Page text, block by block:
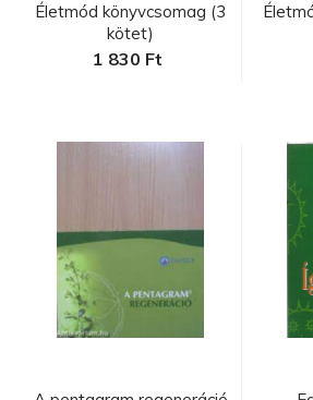
Életmód könyvcsomag (3
kötet)
1 830 Ft